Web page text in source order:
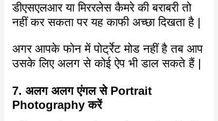
डीएसएलआर या मिररलेस कैमरे की बराबरी तो
नहीं कर सकता पर यह काफी अच्छा दिखता है |
अगर आपके फोन में पोर्ट्रेट मोड नहीं है तब आप
उसके लिए अलग से कोई ऐप भी डाल सकते हैं |
7. अलग अलग एंगल से Portrait
Photography करें